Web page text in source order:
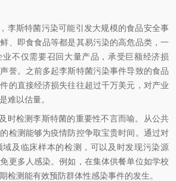
斯特菌污染可能引发大规模的食品安全事
、即食食品等都是其易污染的高危品类，一
业不仅需要召回大量产品，承受巨额经济损
誉。之前多起李斯特菌污染事件导致的食品
的直接经济损失往往超过千万美元，对产业
难以估量。
检测李斯特菌的重要性不言而喻。从公共
检测能够为疫情防控争取宝贵时间。通过对
及临床样本的检测，可以及时发现污染源
更多人感染。例如，在集体供餐单位如学校
检测能有效预防群体性感染事件的发生。